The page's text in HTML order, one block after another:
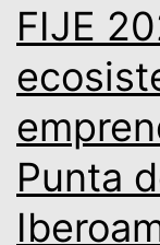
FIJE
Punta